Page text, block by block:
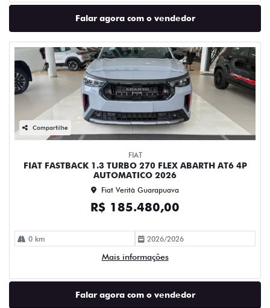
Falar agora com o vendedor
Compartilhe
FIAT
FIAT FASTBACK 1.3 TURBO 270 FLEX ABARTH AT6 4P
AUTOMATICO 2026
Fiat Verità Guarapuava
R$ 185.480,00
0 km 2026/2026
Mais informações
Falar agora com o vendedor